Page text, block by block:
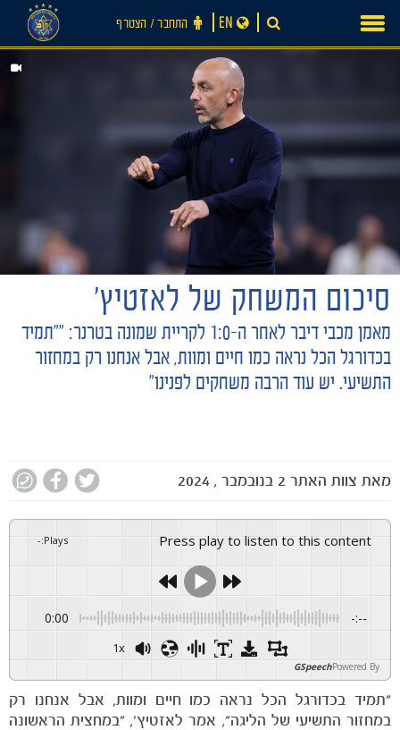
חדשות
content
התחבר ‪/‬ הצטרף EN
סיכום המשחק של לאזטיץ'
מאמן מכבי דיבר לאחר ה-1:0 לקריית שמונה בטרנר: ""תמיד
בכדורגל הכל נראה כמו חיים ומוות, אבל אנחנו רק במחזור
התשיעי. יש עוד הרבה משחקים לפנינו"
מאת צוות האתר 2 בנובמבר , 2024
Press play to listen to this content
Plays
:
-
0:00 -:--
1x
Powered By
GSpeech
"תמיד בכדורגל הכל נראה כמו חיים ומוות, אבל אנחנו רק
במחזור התשיעי של הליגה", אמר לאזטיץ', "במחצית הראשונה